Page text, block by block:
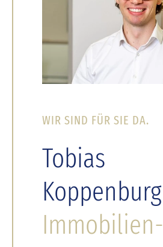
WIR SIND FÜR SIE DA.
Tobias
Koppenburg
Immobilien-